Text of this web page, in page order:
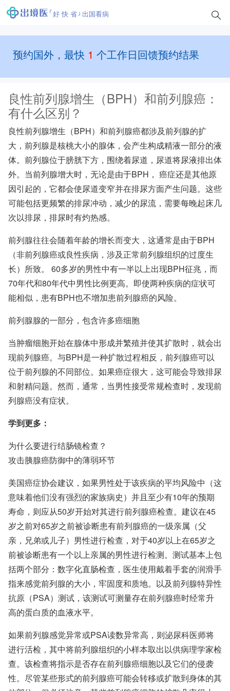
好 快 省 出国看病
预约国外，最快 1 个工作日回馈预约结果
良性前列腺增生（BPH）和前列腺癌：
有什么区别？
良性前列腺增生（BPH）和前列腺癌都涉及前列腺的扩
大，前列腺是核桃大小的腺体，会产生构成精液一部分的液
体。前列腺位于膀胱下方，围绕着尿道，尿道将尿液排出体
外。当前列腺增大时，无论是由于BPH， 癌症还是其他原
因引起的，它都会使尿道变窄并在排尿方面产生问题。这些
可能包括更频繁的排尿冲动，减少的尿流，需要每晚起床几
次以排尿，排尿时有灼热感。
前列腺往往会随着年龄的增长而变大，这通常是由于BPH
（非前列腺癌或良性疾病，涉及正常前列腺组织的过度生
长）所致。 60多岁的男性中有一半以上出现BPH征兆，而
70年代和80年代中男性比例更高。即使两种疾病的症状可
能相似，患有BPH也不增加患前列腺癌的风险。
前列腺腺的一部分，包含许多癌细胞
当肿瘤细胞开始在腺体中形成并繁殖并使其扩散时，就会出
现前列腺癌。与BPH是一种扩散过程相反，前列腺癌可以
位于前列腺的不同部位。如果癌症很大，这可能会导致排尿
和射精问题。然而，通常，当男性接受常规检查时，发现前
列腺癌没有症状。
学到更多：
为什么要进行结肠镜检查？
攻击胰腺癌防御中的薄弱环节
美国癌症协会建议，如果男性处于该疾病的平均风险中（这
意味着他们没有强烈的家族病史）并且至少有10年的预期
寿命，则应从50岁开始对其进行前列腺癌检查。建议在45
岁之前对65岁之前被诊断患有前列腺癌的一级亲属（父
亲，兄弟或儿子）男性进行检查，对于40岁以上在65岁之
前被诊断患有一个以上亲属的男性进行检测。测试基本上包
括两个部分：数字化直肠检查，医生使用戴着手套的润滑手
指来感觉前列腺的大小，牢固度和质地。以及前列腺特异性
抗原（PSA）测试，该测试可测量存在前列腺癌时经常升
高的蛋白质的血液水平。
如果前列腺感觉异常或PSA读数异常高，则泌尿科医师将
进行活检，其中将前列腺组织的小样本取出以供病理学家检
查。该检查将指示是否存在前列腺癌细胞以及它们的侵袭
性。尽管某些形式的前列腺癌可能会转移或扩散到身体的其